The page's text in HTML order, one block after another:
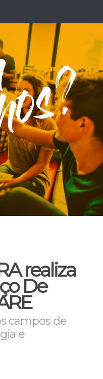
realiza
De
campos de
e